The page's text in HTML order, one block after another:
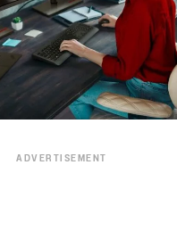
ADVERTISEMENT